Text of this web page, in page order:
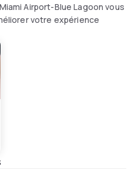
Airport-Blue Lagoon vous
votre expérience